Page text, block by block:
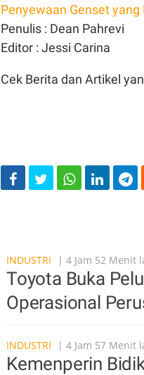
Penyewaan Genset
Penulis : Dean Pahrevi
Editor : Jessi Carina
Cek Berita dan Artikel
INDUSTRI
| 4 Jam 52 Menit
Toyota Buka
Operasional
INDUSTRI | 4 Jam 57 Menit
Kemenperin